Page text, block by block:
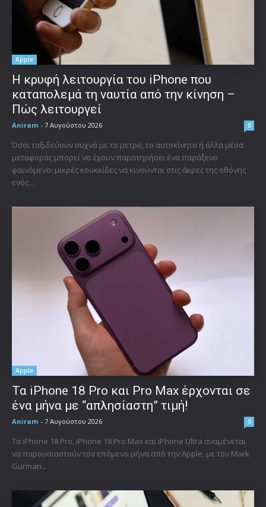
Apple
Η κρυφή λειτουργία του iPhone που
καταπολεμά τη ναυτία από την κίνηση –
Πώς λειτουργεί
Aniram - 7 Αυγούστου 2026 0
Όσοι ταξιδεύουν συχνά με το μετρό, το αυτοκίνητο ή άλλα μέσα
μεταφοράς μπορεί να έχουν παρατηρήσει ένα παράξενο
φαινόμενο: μικρές κουκκίδες να κινούνται στις άκρες της οθόνης
ενός...
Apple
Τα iPhone 18 Pro και Pro Max έρχονται σε
ένα μήνα με “απλησίαστη” τιμή!
Aniram - 7 Αυγούστου 2026 0
Τα iPhone 18 Pro, iPhone 18 Pro Max και iPhone Ultra αναμένεται
να παρουσιαστούν τον επόμενο μήνα από την Apple, με τον Mark
Gurman...